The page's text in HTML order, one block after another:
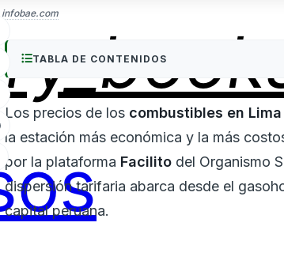
infobae.com
TABLA DE CONTENIDOS
Los precios de los combustibles en Lima
la estación más económica y la más
por la plataforma Facilito del Organismo
dispersión tarifaria abarca desde el
capital peruana.